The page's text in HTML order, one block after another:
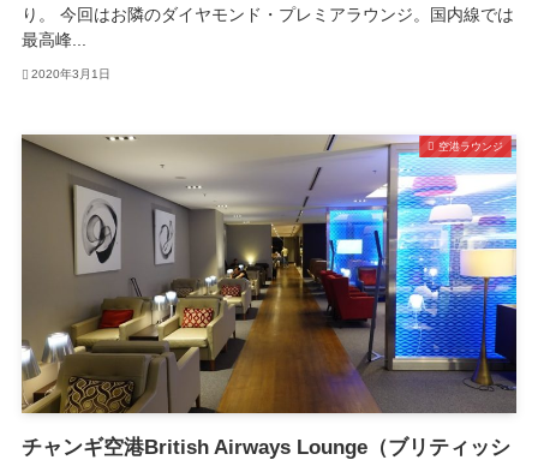
り。 今回はお隣のダイヤモンド・プレミアラウンジ。国内線では
最高峰...
2020年3月1日
空港ラウンジ
チャンギ空港British Airways Lounge（ブリティッシ